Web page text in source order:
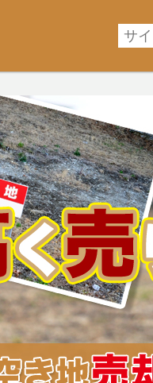
時間はかかるが相場に準じた
不動産など、不動産売却のお悩